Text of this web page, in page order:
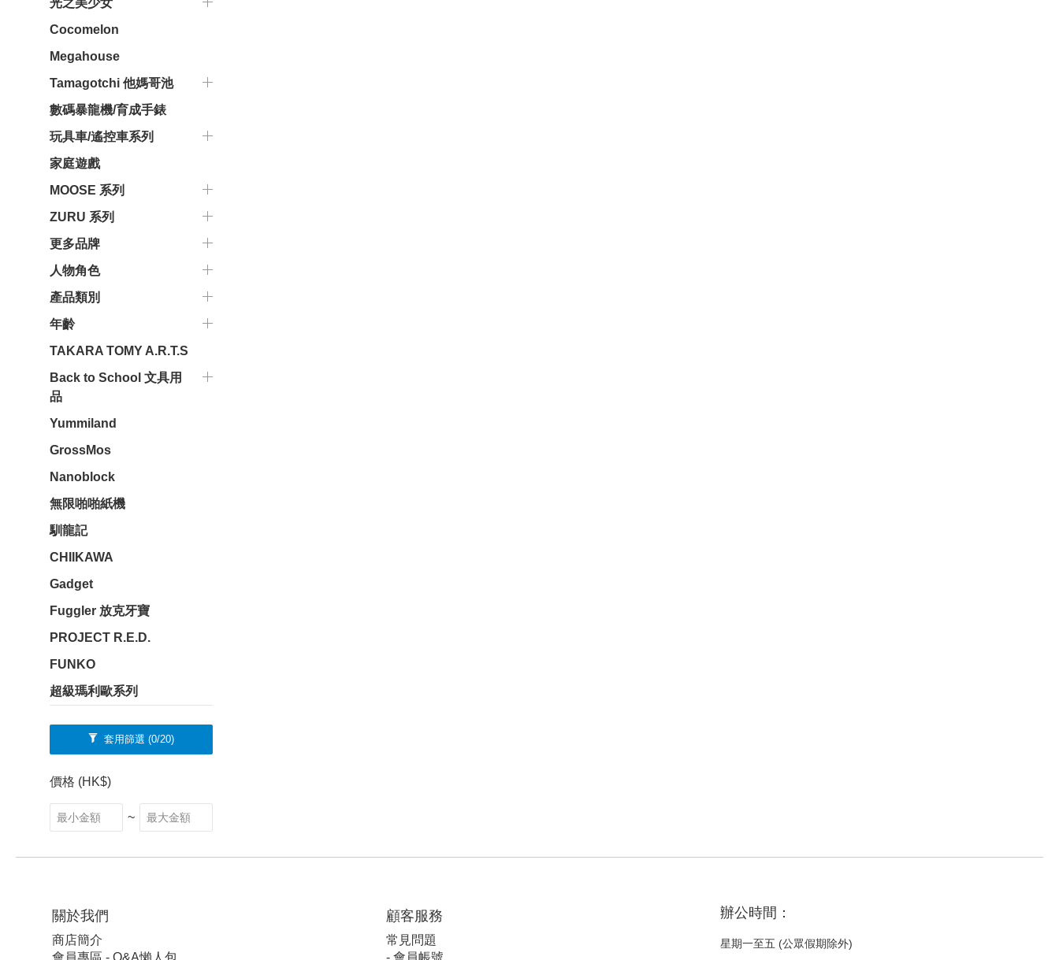
光之美少女
Cocomelon
Megahouse
Tamagotchi 他媽哥池
數碼暴龍機/育成手錶
玩具車/遙控車系列
家庭遊戲
MOOSE 系列
ZURU 系列
更多品牌
人物角色
產品類別
年齡
TAKARA TOMY A.R.T.S
Back to School 文具用
品
Yummiland
GrossMos
Nanoblock
無限啪啪紙機
馴龍記
CHIIKAWA
Gadget
Fuggler 放克牙寶
PROJECT R.E.D.
FUNKO
超級瑪利歐系列
套用篩選 (0/20)
價格 (HK$)
~
關於我們
商店簡介
會員專區 - Q&A懶人包
顧客服務
常見問題
- 會員帳號
辦公時間：
星期一至五 (公眾假期除外)